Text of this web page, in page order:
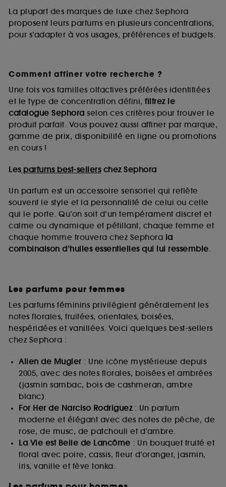
La plupart des marques de luxe chez Sephora
proposent leurs parfums en plusieurs concentrations,
pour s’adapter à vos usages, préférences et budgets.
Comment affiner votre recherche ?
Une fois vos familles olfactives préférées identifiées
et le type de concentration défini, filtrez le
catalogue Sephora selon ces critères pour trouver le
produit parfait. Vous pouvez aussi affiner par marque,
gamme de prix, disponibilité en ligne ou promotions
en cours !
Lesparfums best-sellerschez Sephora
Un parfum est un accessoire sensoriel qui reflète
souvent le style et la personnalité de celui ou celle
qui le porte. Qu’on soit d’un tempérament discret et
calme ou dynamique et pétillant, chaque femme et
chaque homme trouvera chez Sephora la
combinaison d’huiles essentielles qui lui ressemble.
Les parfums pour femmes
Les parfums féminins privilégient généralement les
notes florales, fruitées, orientales, boisées,
hespéridées et vanillées. Voici quelques best-sellers
chez Sephora :
Alien de Mugler: Une icône mystérieuse depuis
2005, avec des notes florales, boisées et ambrées
(jasmin sambac, bois de cashmeran, ambre
blanc).
For Her de Narciso Rodriguez: Un parfum
moderne et élégant avec des notes de pêche, de
rose, de musc, de patchouli et d’ambre.
La Vie est Belle de Lancôme : Un bouquet fruité et
floral avec poire, cassis, fleur d’oranger, jasmin,
iris, vanille et fève tonka.